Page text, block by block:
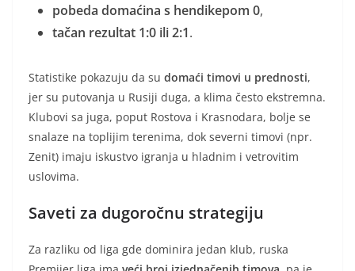
pobeda domaćina s hendikepom 0,
tačan rezultat 1:0 ili 2:1.
Statistike pokazuju da su domaći timovi u prednosti,
jer su putovanja u Rusiji duga, a klima često ekstremna.
Klubovi sa juga, poput Rostova i Krasnodara, bolje se
snalaze na toplijim terenima, dok severni timovi (npr.
Zenit) imaju iskustvo igranja u hladnim i vetrovitim
uslovima.
Saveti za dugoročnu strategiju
Za razliku od liga gde dominira jedan klub, ruska